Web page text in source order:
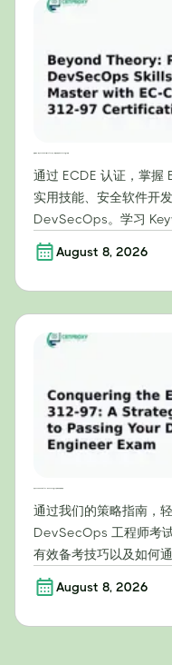
通过 ECDE 认证，掌
实用技能、安全软件开
DevSecOps。学习
August 8, 2026
通过我们的策略指南，
DevSecOps 工程师考
有效备考技巧以及如何
August 8, 2026